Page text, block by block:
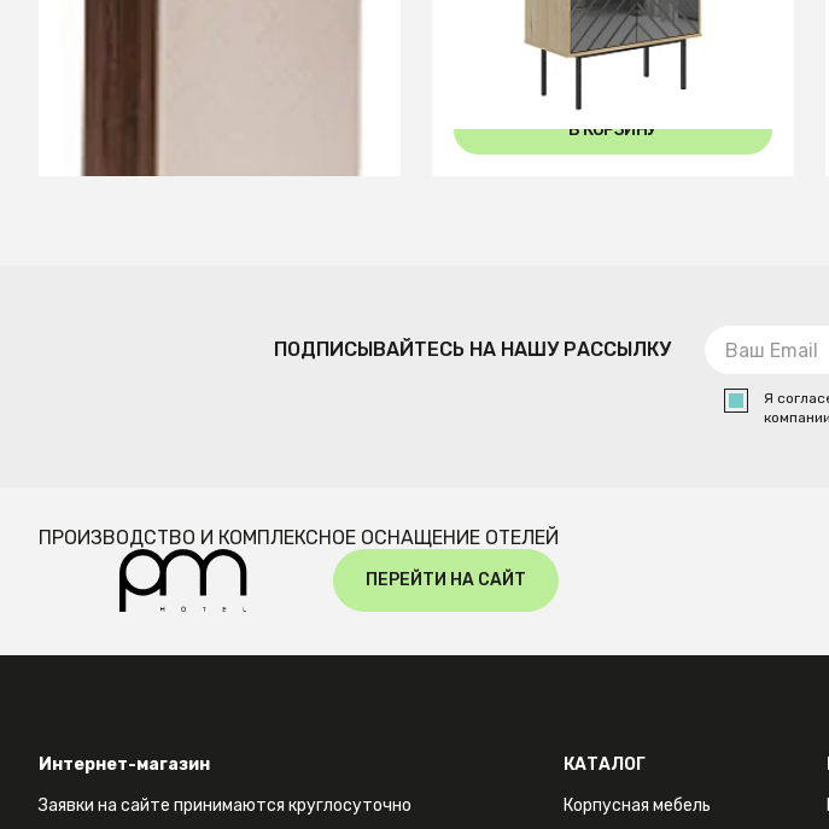
В КОРЗИНУ
ПОДПИСЫВАЙТЕСЬ НА НАШУ РАССЫЛКУ
Я
ПРОИЗВОДСТВО И КОМПЛЕКСНОЕ ОСНАЩЕНИЕ ОТЕЛЕЙ
ПЕРЕЙТИ НА САЙТ
Интернет-магазин
Заявки на сайте принимаются круглосуточно
КАТАЛОГ
Корпусная мебель